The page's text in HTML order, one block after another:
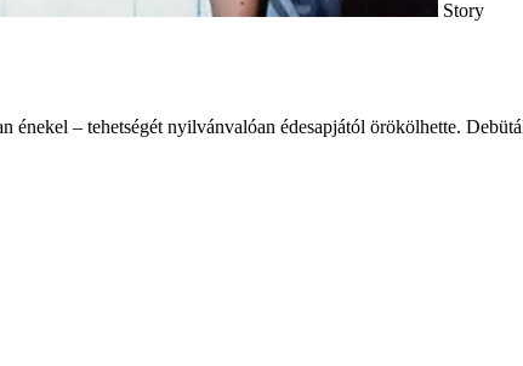
Story
énekel – tehetségét nyilvánvalóan édesapjától örökölhette.